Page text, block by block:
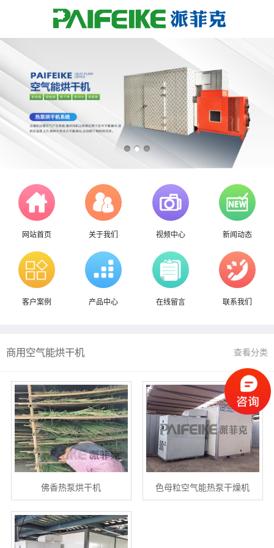
网站首页 关于我们 视频中心 新闻动态
客户案例 产品中心 在线留言 联系我们
商用空气能烘干机 查看分类
佛香热泵烘干机 色母粒空气能热泵干燥机